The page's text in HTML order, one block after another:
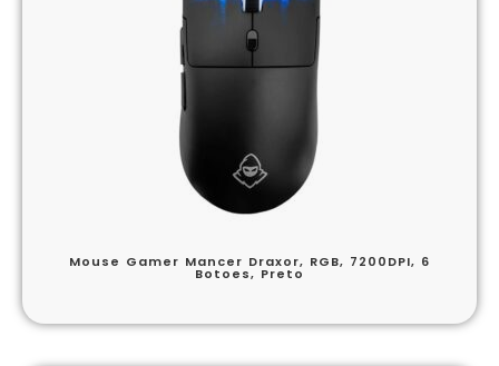
Mouse Gamer Mancer Draxor, RGB, 7200DPI, 6
Botoes, Preto